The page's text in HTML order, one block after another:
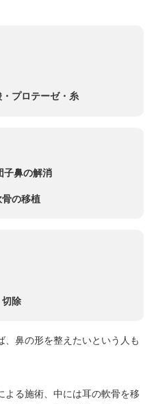
・プロテーゼ・糸
子鼻の解消
の移植
切除
鼻の形を整えたいという人も
よる施術、中には耳の軟骨を移